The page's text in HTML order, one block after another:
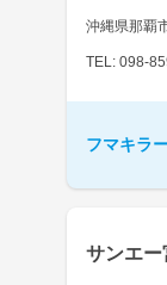
沖縄県那覇
TEL: 098-
フマキラ
サンエー